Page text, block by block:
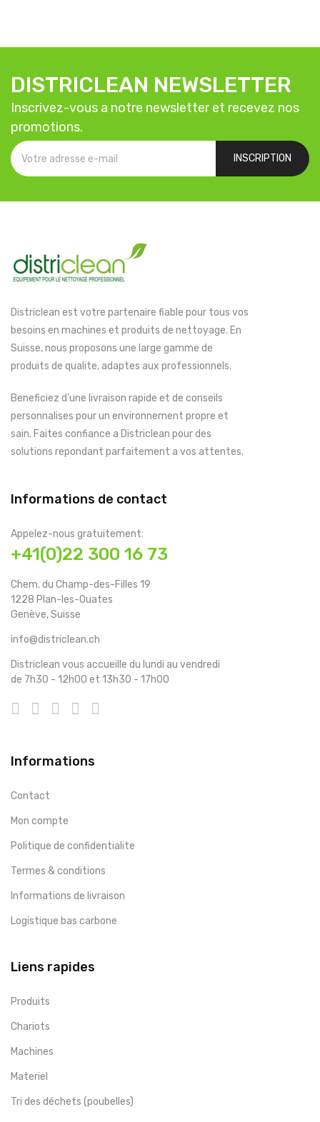
DISTRICLEAN NEWSLETTER
Inscrivez-vous a notre newsletter et recevez nos
promotions.
INSCRIPTION
Districlean est votre partenaire fiable pour tous vos
besoins en machines et produits de nettoyage. En
Suisse, nous proposons une large gamme de
produits de qualite, adaptes aux professionnels.
Beneficiez d'une livraison rapide et de conseils
personnalises pour un environnement propre et
sain. Faites confiance a Districlean pour des
solutions repondant parfaitement a vos attentes.
Informations de contact
Appelez-nous gratuitement:
+41(0)22 300 16 73
Chem. du Champ-des-Filles 19
1228 Plan-les-Ouates
Genève, Suisse
info@districlean.ch
Districlean vous accueille du lundi au vendredi
de 7h30 - 12h00 et 13h30 - 17h00
Informations
Contact
Mon compte
Politique de confidentialite
Termes & conditions
Informations de livraison
Logistique bas carbone
Liens rapides
Produits
Chariots
Machines
Materiel
Tri des déchets (poubelles)